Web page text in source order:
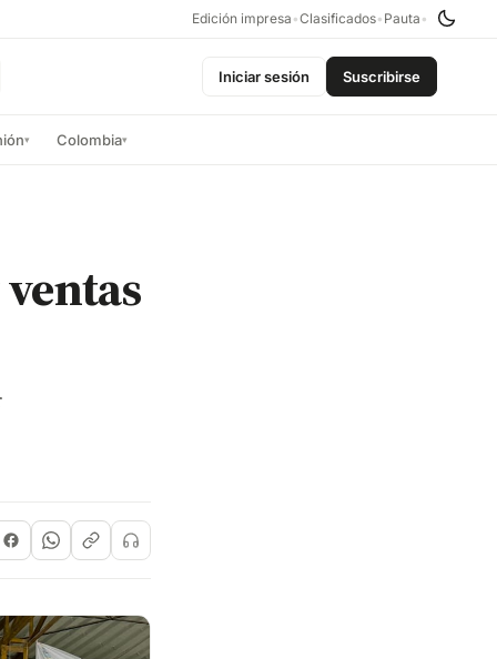
Edición impresa •Clasificados• Pauta •
Iniciar sesión Suscribirse
▾ Colombia▾